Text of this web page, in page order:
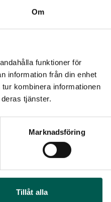
Om
funktioner för
information från din enhet
kombinera informationen
tjänster.
Marknadsföring
Tillåt alla
GUMMIMATTOR
OCH BAK CREWCAB
I 5,8